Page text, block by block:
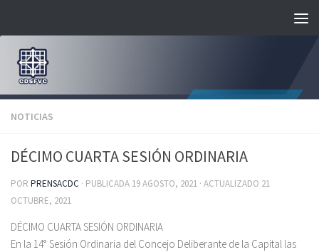
NOTICIAS
DÉCIMO CUARTA SESIÓN ORDINARIA
POR PRENSACDC · PUBLICADA 19 AGOSTO, 2021 · ACTUALIZADO 21
OCTUBRE, 2021
DÉCIMO CUARTA SESIÓN ORDINARIA
En la 14° Sesión Ordinaria del Concejo Deliberante de la Capital las